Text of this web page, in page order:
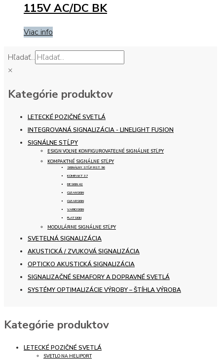
115V AC/DC BK
Viac info
Hľadať...
×
Kategórie produktov
LETECKÉ POZIČNÉ SVETLÁ
INTEGROVANÁ SIGNALIZÁCIA - LINELIGHT FUSION
SIGNÁLNE STĹPY
ESIGN VOĽNE KONFIGUROVATEĽNÉ SIGNÁLNE STĹPY
KOMPAKTNÉ SIGNÁLNE STĹPY
SIGNÁLNY STĹP RST 56
KOMPAKT 37
DESIGN 42
CLEANSIGN
CLEARSIGN
VARIOSIGN
FLATSIGN
MODULÁRNE SIGNÁLNE STĹPY
SVETELNÁ SIGNALIZÁCIA
AKUSTICKÁ / ZVUKOVÁ SIGNALIZÁCIA
OPTICKO AKUSTICKÁ SIGNALIZÁCIA
SIGNALIZAČNÉ SEMAFORY A DOPRAVNÉ SVETLÁ
SYSTÉMY OPTIMALIZÁCIE VÝROBY – ŠTÍHLA VÝROBA
Kategórie produktov
LETECKÉ POZIČNÉ SVETLÁ
SVETLO NA HELIPORT